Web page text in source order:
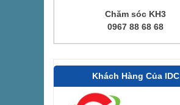
Chăm sóc KH3
0967 88 68 68
Khách Hàng Của IDC